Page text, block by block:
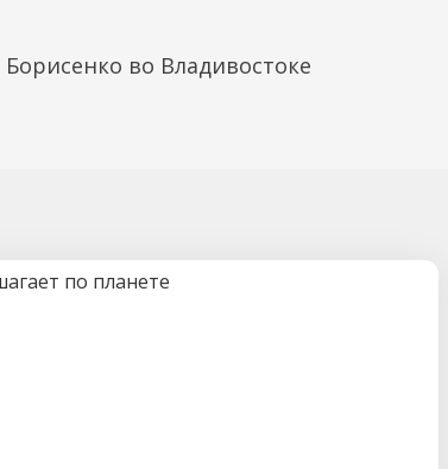
во Владивостоке